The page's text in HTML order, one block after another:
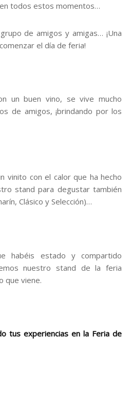
todos estos momentos…
de amigos y amigas… ¡Una
el día de feria!
un buen vino, se vive mucho
de amigos, ¡brindando por los
vinito con el calor que ha hecho
stand para degustar también
Clásico y Selección)…
habéis estado y compartido
nuestro stand de la feria
que viene.
tus experiencias en la Feria de